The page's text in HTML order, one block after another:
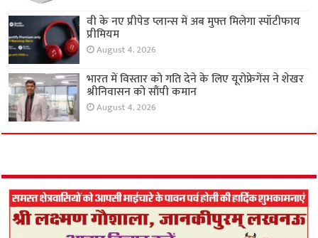
वी के नए प्रीपेड प्लान्स में अब मुफ्त मिलेगा स्पॉटीफाय
प्रीमियम
August 4, 2026
भारत में विस्तार को गति देने के लिए यूरोफ्रेगेंस ने शेखर
श्रीनिवासन को सौंपी कमान
August 4, 2026